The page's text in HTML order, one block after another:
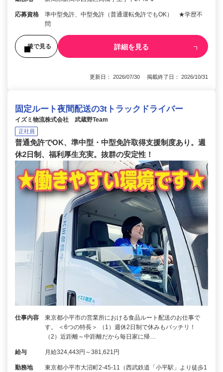
応募資格
準中型免許、中型免許（普通運転免許でもOK） ★学歴不
問
後で見る 詳細を見る
更新日： 2026/07/30 掲載終了日： 2026/10/31
固定ルート夜間配送の3tトラックドライバー
イズミ物流株式会社 武蔵野Team
正社員
普通免許でOK、準中型・中型免許取得支援制度あり。週
休2日制、福利厚生充実。抜群の安定性！
仕事内容
東京都小平市の営業所における食品ルート配送のお仕事で
す。 ＜6つの特長＞ （1）週休2日制で休みもバッチリ！
（2）近距離～中距離だから毎日家に帰…
給与 月給324,443円～381,621円
勤務地
東京都小平市大沼町2‐45‐11（西武鉄道「小平駅」より徒歩1